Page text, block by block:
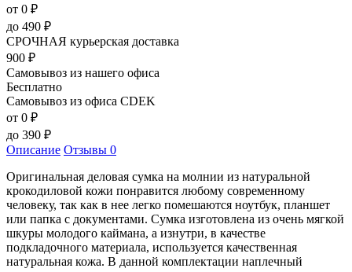
от 0 ₽
до 490 ₽
СРОЧНАЯ курьерская доставка
900 ₽
Самовывоз из нашего офиса
Бесплатно
Самовывоз из офиса CDEK
от 0 ₽
до 390 ₽
Описание Отзывы 0
Оригинальная деловая сумка на молнии из натуральной
крокодиловой кожи понравится любому современному
человеку, так как в нее легко помешаются ноутбук, планшет
или папка с документами. Сумка изготовлена из очень мягкой
шкуры молодого каймана, а изнутри, в качестве
подкладочного материала, используется качественная
натуральная кожа. В данной комплектации наплечный